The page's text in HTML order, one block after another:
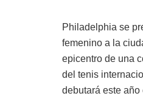
Philadelphia se
femenino a la
epicentro de una
del tenis
debutará este año